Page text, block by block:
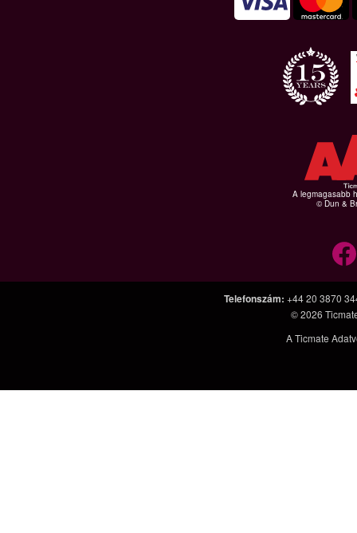
A legmagasabb
© Dun &
Telefonszám: +44 20 3870
© 2026
A Ticmate